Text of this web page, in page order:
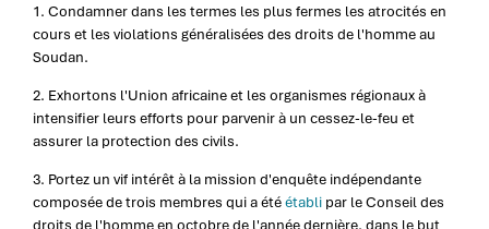
1. Condamner dans les termes les plus fermes les atrocités en
cours et les violations généralisées des droits de l'homme au
Soudan.
2. Exhortons l'Union africaine et les organismes régionaux à
intensifier leurs efforts pour parvenir à un cessez-le-feu et
assurer la protection des civils.
3. Portez un vif intérêt à la mission d'enquête indépendante
composée de trois membres qui a étéétabli par le Conseil des
droits de l'homme en octobre de l'année dernière, dans le but